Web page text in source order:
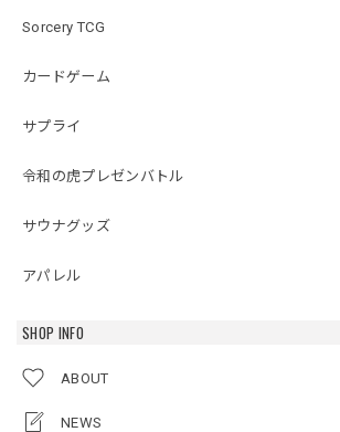
Sorcery TCG
カードゲーム
サプライ
令和の虎プレゼンバトル
サウナグッズ
アパレル
SHOP INFO
ABOUT
NEWS